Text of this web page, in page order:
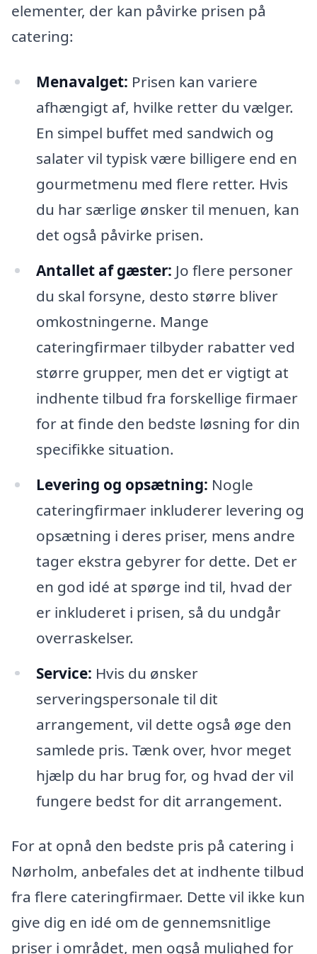
elementer, der kan påvirke prisen på
catering:
Menavalget: Prisen kan variere
afhængigt af, hvilke retter du vælger.
En simpel buffet med sandwich og
salater vil typisk være billigere end en
gourmetmenu med flere retter. Hvis
du har særlige ønsker til menuen, kan
det også påvirke prisen.
Antallet af gæster: Jo flere personer
du skal forsyne, desto større bliver
omkostningerne. Mange
cateringfirmaer tilbyder rabatter ved
større grupper, men det er vigtigt at
indhente tilbud fra forskellige firmaer
for at finde den bedste løsning for din
specifikke situation.
Levering og opsætning: Nogle
cateringfirmaer inkluderer levering og
opsætning i deres priser, mens andre
tager ekstra gebyrer for dette. Det er
en god idé at spørge ind til, hvad der
er inkluderet i prisen, så du undgår
overraskelser.
Service: Hvis du ønsker
serveringspersonale til dit
arrangement, vil dette også øge den
samlede pris. Tænk over, hvor meget
hjælp du har brug for, og hvad der vil
fungere bedst for dit arrangement.
For at opnå den bedste pris på catering i
Nørholm, anbefales det at indhente tilbud
fra flere cateringfirmaer. Dette vil ikke kun
give dig en idé om de gennemsnitlige
priser i området, men også mulighed for